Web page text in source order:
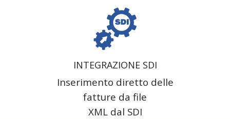
INTEGRAZIONE SDI
Inserimento diretto delle
fatture da file
XML dal SDI